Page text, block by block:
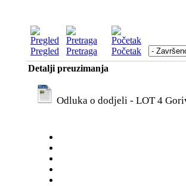
Pregled Pretraga
Početak
Detalji preuzimanja
Odluka o dodjeli - LOT 4